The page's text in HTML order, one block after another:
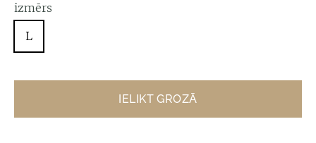
izmērs
L
IELIKT GROZĀ